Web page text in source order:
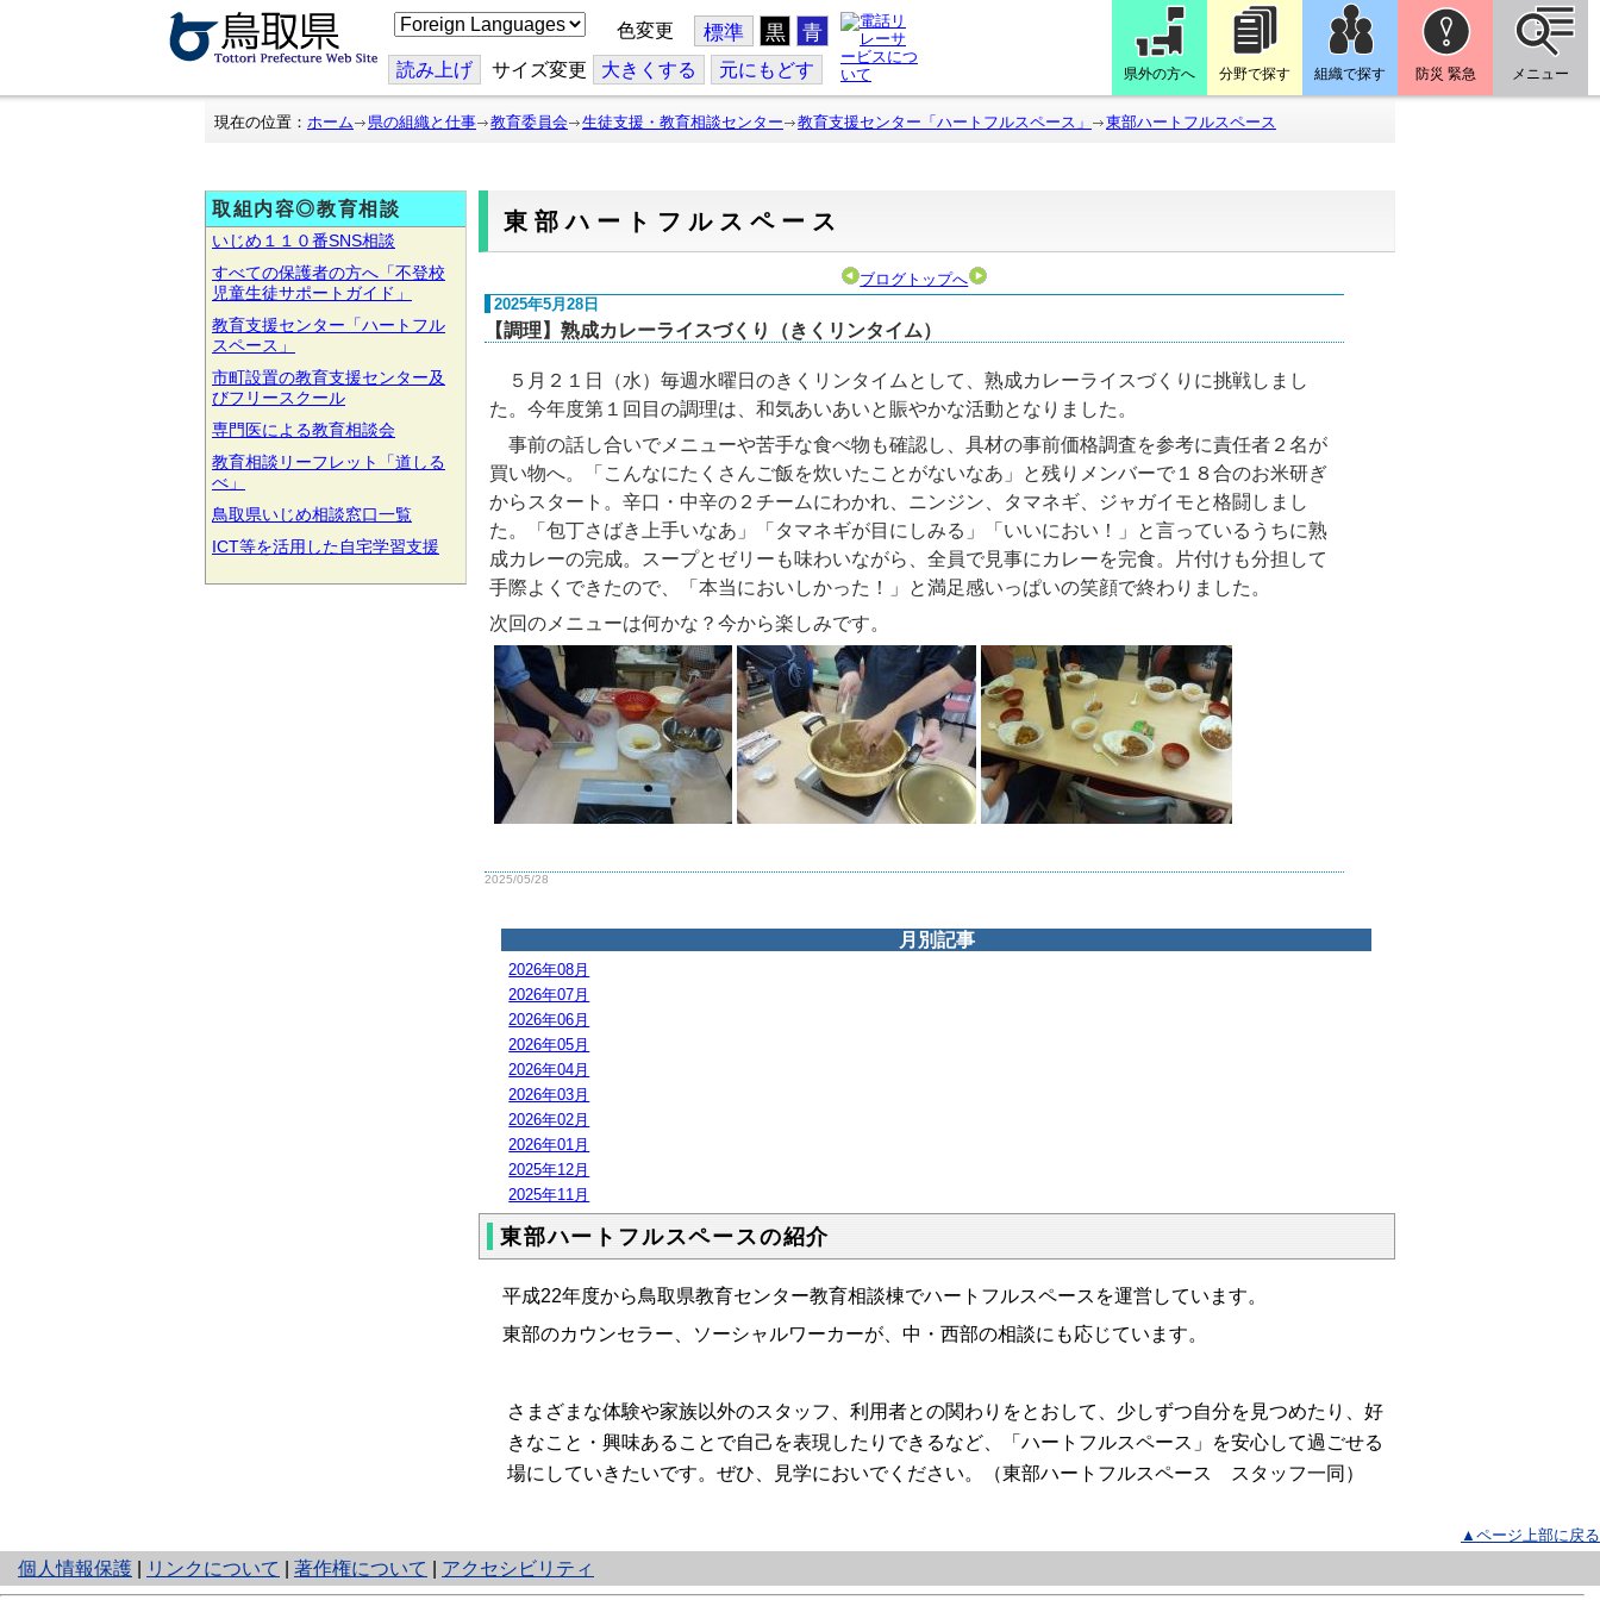
こ
の
ジ
を
翻
色変更 標準 黒 青
読み上げ サイズ変更 大きくする 元にもどす 県外の方へ 分野で探す 組織で探す 防災 緊急 メニュー
現在の位置： ホーム 県の組織と仕事 教育委員会 生徒支援・教育相談センター 教育支援センター「ハートフルスペース」 東部ハートフルスペース
取組内容◎教育相談
いじめ１１０番SNS相談
すべての保護者の方へ「不登校
児童生徒サポートガイド」
教育支援センター「ハートフル
スペース」
市町設置の教育支援センター及
びフリースクール
専門医による教育相談会
教育相談リーフレット「道しる
べ」
鳥取県いじめ相談窓口一覧
ICT等を活用した自宅学習支援
東部ハートフルスペース
ブログトップへ
2025年5月28日
【調理】熟成カレーライスづくり（きくリンタイム）
５月２１日（水）毎週水曜日のきくリンタイムとして、熟成カレーライスづくりに挑戦しまし
た。今年度第１回目の調理は、和気あいあいと賑やかな活動となりました。
事前の話し合いでメニューや苦手な食べ物も確認し、具材の事前価格調査を参考に責任者２名が
買い物へ。「こんなにたくさんご飯を炊いたことがないなあ」と残りメンバーで１８合のお米研ぎ
からスタート。辛口・中辛の２チームにわかれ、ニンジン、タマネギ、ジャガイモと格闘しまし
た。「包丁さばき上手いなあ」「タマネギが目にしみる」「いいにおい！」と言っているうちに熟
成カレーの完成。スープとゼリーも味わいながら、全員で見事にカレーを完食。片付けも分担して
手際よくできたので、「本当においしかった！」と満足感いっぱいの笑顔で終わりました。
次回のメニューは何かな？今から楽しみです。
2025/05/28
月別記事
2026年08月
2026年07月
2026年06月
2026年05月
2026年04月
2026年03月
2026年02月
2026年01月
2025年12月
2025年11月
東部ハートフルスペースの紹介
平成22年度から鳥取県教育センター教育相談棟でハートフルスペースを運営しています。
東部のカウンセラー、ソーシャルワーカーが、中・西部の相談にも応じています。
さまざまな体験や家族以外のスタッフ、利用者との関わりをとおして、少しずつ自分を見つめたり、好
きなこと・興味あることで自己を表現したりできるなど、「ハートフルスペース」を安心して過ごせる
場にしていきたいです。ぜひ、見学においでください。（東部ハートフルスペース スタッフ一同）
▲ページ上部に戻る
個人情報保護
と
り
リンクについて 著作権について アクセシビリティ